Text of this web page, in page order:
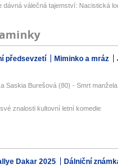
dávná válečná tajemství: Nacistická
předsevzetí Miminko a mráz
Saskia Burešová (80) - Smrt manžela
znalosti kultovní letní komedie
Dakar 2025 Dálniční